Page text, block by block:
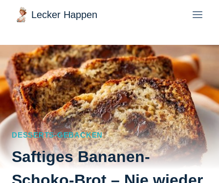
Zum
Inhalt
springen
Lecker Happen
DESSERTS-GEBACKEN
Saftiges Bananen-